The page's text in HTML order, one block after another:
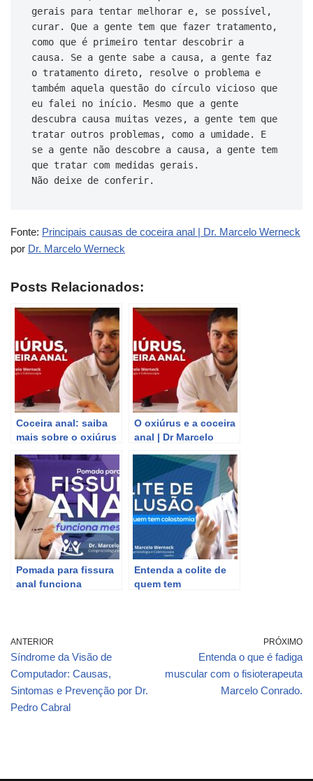
gerais para tentar melhorar e, se possível,
curar. Que a gente tem que fazer tratamento,
como que é primeiro tentar descobrir a
causa. Se a gente sabe a causa, a gente faz
o tratamento direto, resolve o problema e
também aquela questão do círculo vicioso que
eu falei no início. Mesmo que a gente
descubra causa muitas vezes, a gente tem que
tratar outros problemas, como a umidade. E
se a gente não descobre a causa, a gente tem
que tratar com medidas gerais.
Fonte: Principais causas de coceira anal | Dr. Marcelo Werneck
por Dr. Marcelo Werneck
Posts Relacionados:
Coceira anal: saiba
mais sobre o oxiúrus
Werneck.
O oxiúrus e a coceira
anal | Dr Marcelo
Pomada para fissura
anal funciona
Entenda a colite de
quem tem
ANTERIOR
Síndrome da Visão de
Computador: Causas,
Sintomas e Prevenção por Dr.
Pedro Cabral
PRÓXIMO
Entenda o que é fadiga
muscular com o fisioterapeuta
Marcelo Conrado.